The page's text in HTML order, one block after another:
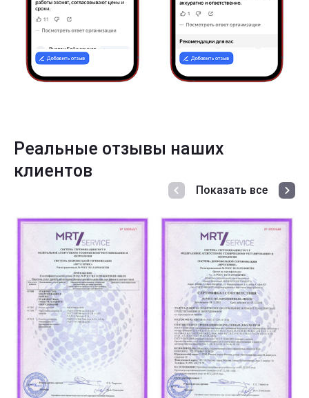
Реальные отзывы наших
клиентов
Показать все